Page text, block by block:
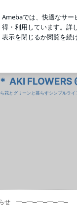
り上がった利きシロップ大
AKI FLOWERS
花とグリーンと暮らすシンプルラ
せ ━─━─━─━─━─